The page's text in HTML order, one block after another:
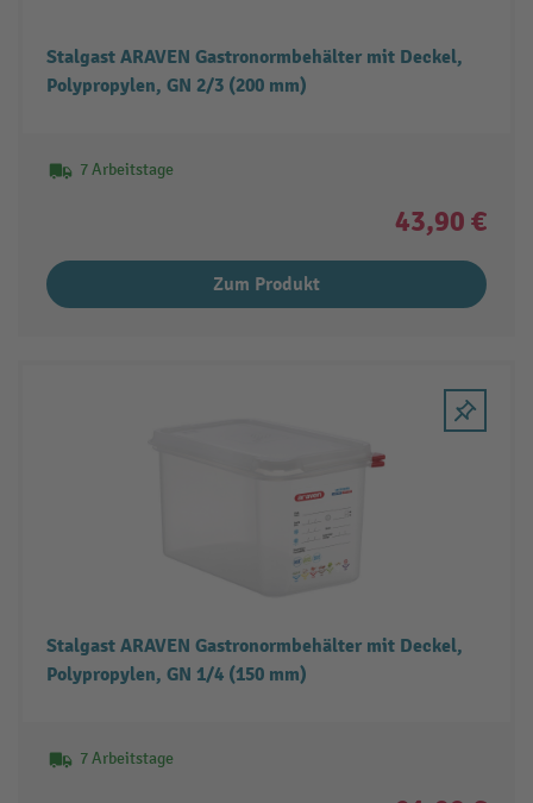
Stalgast ARAVEN Gastronormbehälter mit Deckel,
Polypropylen, GN 2/3 (200 mm)
7 Arbeitstage
43,90 €
Zum Produkt
Stalgast ARAVEN Gastronormbehälter mit Deckel,
Polypropylen, GN 1/4 (150 mm)
7 Arbeitstage